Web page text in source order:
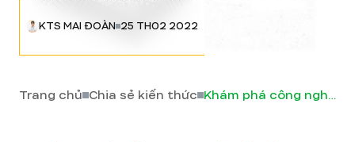
KTS MAI ĐOÀN 25 TH02 2022
Trang chủ Chia sẻ kiến thức Khám phá công nghệ bê tông rỗng - vật liệu xây dựng Việt Nam